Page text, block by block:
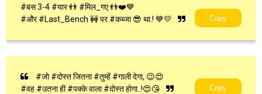
#बस 3-4 #यार 👬 #मिल_गए 👬❤️💙
#और #Last_Bench 🚧 पर #कब्जा 😎 था.! 💙💛
Copy
#जो #दोस्त जितना #तुम्हें #गाली देगा, 😉😍
#वह #उतना ही #पक्के वाला #दोस्त होगा..!😍😘
Copy